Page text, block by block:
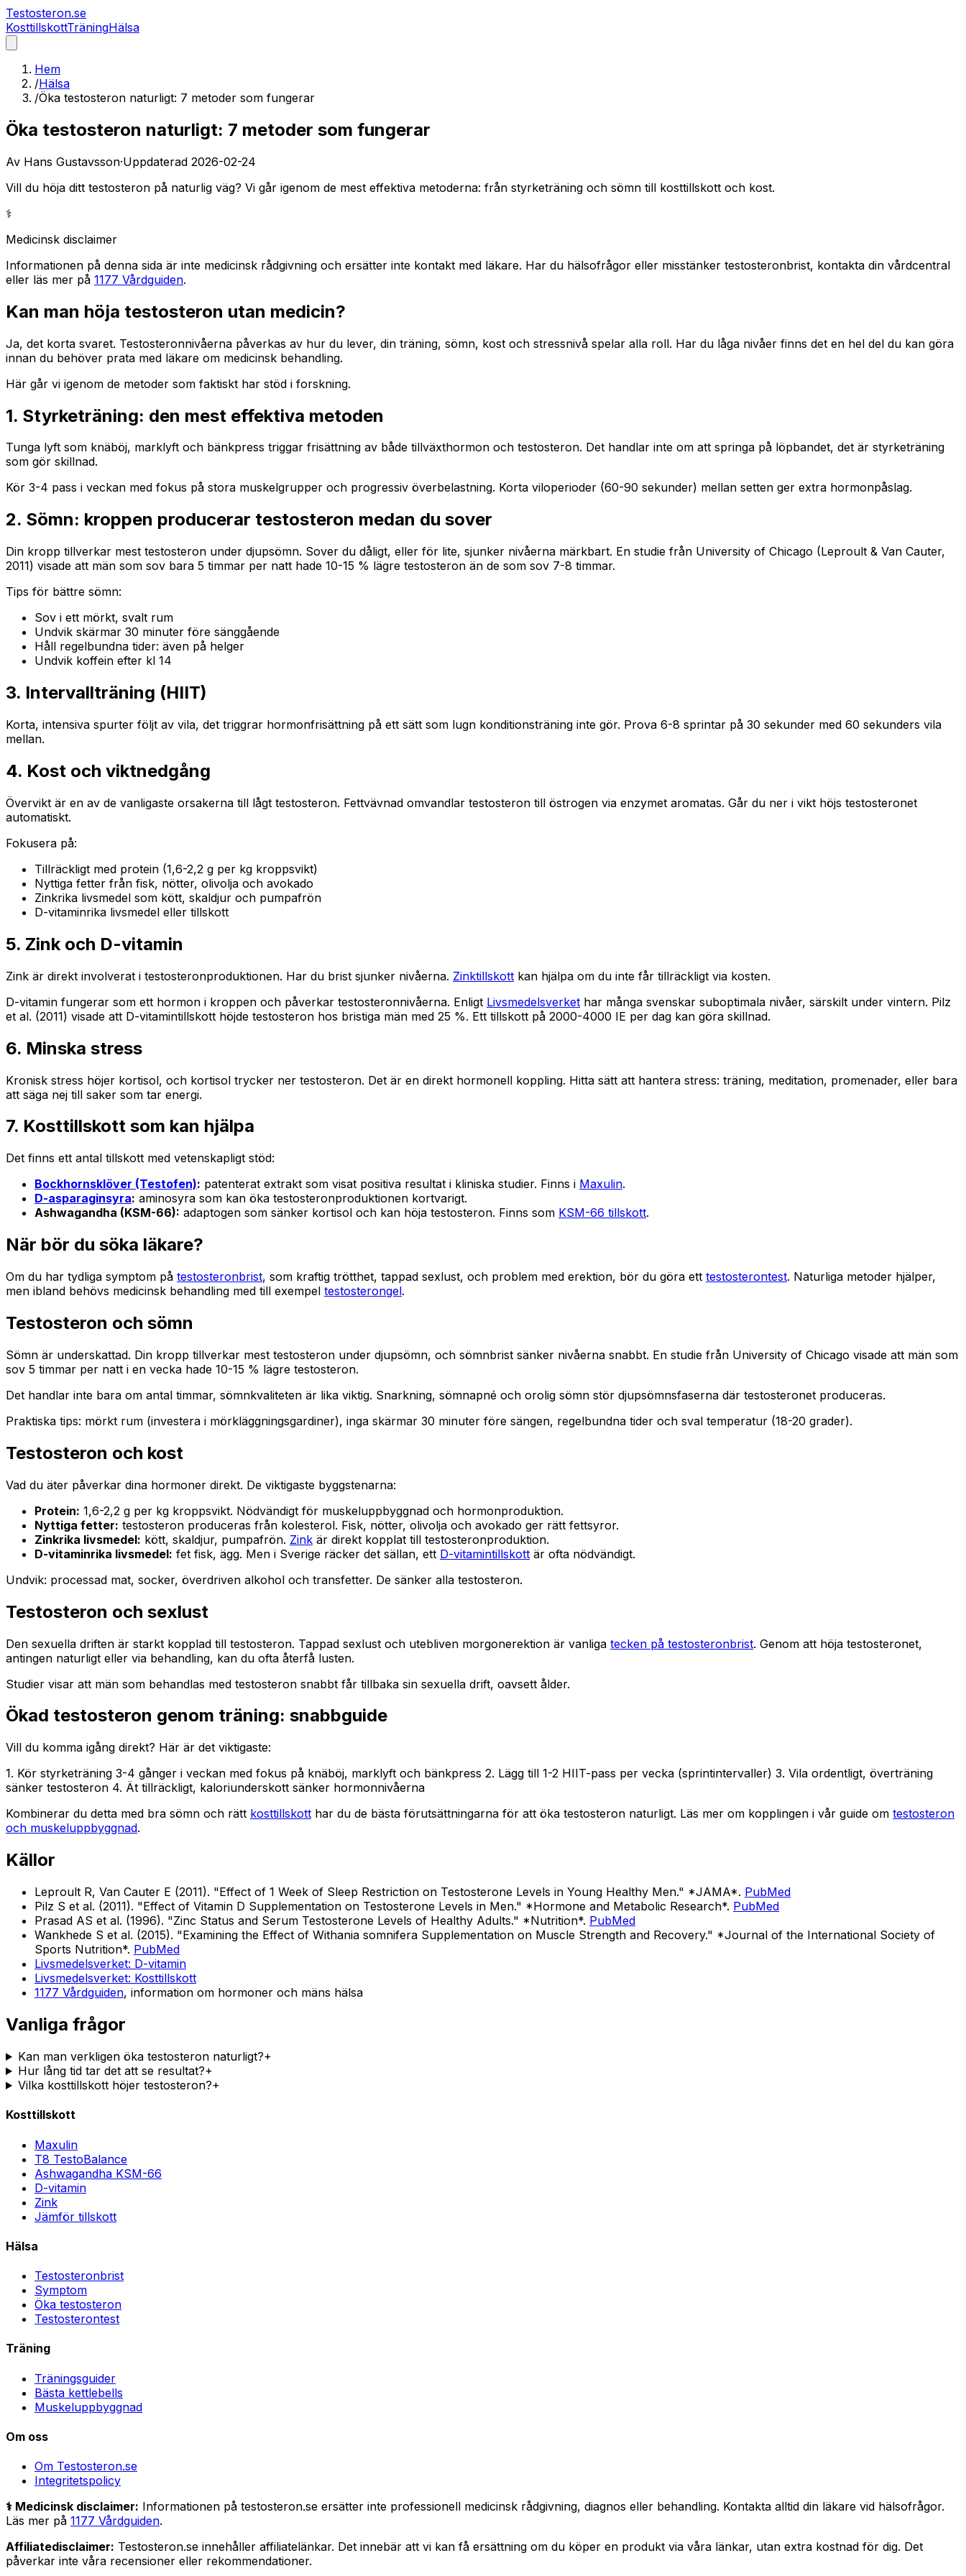
Testosteron.se
KosttillskottTräningHälsa
Hem
/Hälsa
/Öka testosteron naturligt: 7 metoder som fungerar
Öka testosteron naturligt: 7 metoder som fungerar
Av Hans Gustavsson·Uppdaterad 2026-02-24
Vill du höja ditt testosteron på naturlig väg? Vi går igenom de mest effektiva metoderna: från styrketräning och sömn till kosttillskott och kost.
⚕️
Medicinsk disclaimer
Informationen på denna sida är inte medicinsk rådgivning och ersätter inte kontakt med läkare. Har du hälsofrågor eller misstänker testosteronbrist, kontakta din vårdcentral
eller läs mer på 1177 Vårdguiden.
Kan man höja testosteron utan medicin?
Ja, det korta svaret. Testosteronnivåerna påverkas av hur du lever, din träning, sömn, kost och stressnivå spelar alla roll. Har du låga nivåer finns det en hel del du kan göra
innan du behöver prata med läkare om medicinsk behandling.
Här går vi igenom de metoder som faktiskt har stöd i forskning.
1. Styrketräning: den mest effektiva metoden
Tunga lyft som knäböj, marklyft och bänkpress triggar frisättning av både tillväxthormon och testosteron. Det handlar inte om att springa på löpbandet, det är styrketräning
som gör skillnad.
Kör 3-4 pass i veckan med fokus på stora muskelgrupper och progressiv överbelastning. Korta viloperioder (60-90 sekunder) mellan setten ger extra hormonpåslag.
2. Sömn: kroppen producerar testosteron medan du sover
Din kropp tillverkar mest testosteron under djupsömn. Sover du dåligt, eller för lite, sjunker nivåerna märkbart. En studie från University of Chicago (Leproult & Van Cauter,
2011) visade att män som sov bara 5 timmar per natt hade 10-15 % lägre testosteron än de som sov 7-8 timmar.
Tips för bättre sömn:
Sov i ett mörkt, svalt rum
Undvik skärmar 30 minuter före sänggående
Håll regelbundna tider: även på helger
Undvik koffein efter kl 14
3. Intervallträning (HIIT)
Korta, intensiva spurter följt av vila, det triggrar hormonfrisättning på ett sätt som lugn konditionsträning inte gör. Prova 6-8 sprintar på 30 sekunder med 60 sekunders vila
mellan.
4. Kost och viktnedgång
Övervikt är en av de vanligaste orsakerna till lågt testosteron. Fettvävnad omvandlar testosteron till östrogen via enzymet aromatas. Går du ner i vikt höjs testosteronet
automatiskt.
Fokusera på:
Tillräckligt med protein (1,6-2,2 g per kg kroppsvikt)
Nyttiga fetter från fisk, nötter, olivolja och avokado
Zinkrika livsmedel som kött, skaldjur och pumpafrön
D-vitaminrika livsmedel eller tillskott
5. Zink och D-vitamin
Zink är direkt involverat i testosteronproduktionen. Har du brist sjunker nivåerna. Zinktillskott kan hjälpa om du inte får tillräckligt via kosten.
D-vitamin fungerar som ett hormon i kroppen och påverkar testosteronnivåerna. Enligt Livsmedelsverket har många svenskar suboptimala nivåer, särskilt under vintern. Pilz
et al. (2011) visade att D-vitamintillskott höjde testosteron hos bristiga män med 25 %. Ett tillskott på 2000-4000 IE per dag kan göra skillnad.
6. Minska stress
Kronisk stress höjer kortisol, och kortisol trycker ner testosteron. Det är en direkt hormonell koppling. Hitta sätt att hantera stress: träning, meditation, promenader, eller bara
att säga nej till saker som tar energi.
7. Kosttillskott som kan hjälpa
Det finns ett antal tillskott med vetenskapligt stöd:
Bockhornsklöver (Testofen): patenterat extrakt som visat positiva resultat i kliniska studier. Finns i Maxulin.
D-asparaginsyra: aminosyra som kan öka testosteronproduktionen kortvarigt.
Ashwagandha (KSM-66): adaptogen som sänker kortisol och kan höja testosteron. Finns som KSM-66 tillskott.
När bör du söka läkare?
Om du har tydliga symptom på testosteronbrist, som kraftig trötthet, tappad sexlust, och problem med erektion, bör du göra ett testosterontest. Naturliga metoder hjälper,
men ibland behövs medicinsk behandling med till exempel testosterongel.
Testosteron och sömn
Sömn är underskattad. Din kropp tillverkar mest testosteron under djupsömn, och sömnbrist sänker nivåerna snabbt. En studie från University of Chicago visade att män som
sov 5 timmar per natt i en vecka hade 10-15 % lägre testosteron.
Det handlar inte bara om antal timmar, sömnkvaliteten är lika viktig. Snarkning, sömnapné och orolig sömn stör djupsömnsfaserna där testosteronet produceras.
Praktiska tips: mörkt rum (investera i mörkläggningsgardiner), inga skärmar 30 minuter före sängen, regelbundna tider och sval temperatur (18-20 grader).
Testosteron och kost
Vad du äter påverkar dina hormoner direkt. De viktigaste byggstenarna:
Protein: 1,6-2,2 g per kg kroppsvikt. Nödvändigt för muskeluppbyggnad och hormonproduktion.
Nyttiga fetter: testosteron produceras från kolesterol. Fisk, nötter, olivolja och avokado ger rätt fettsyror.
Zinkrika livsmedel: kött, skaldjur, pumpafrön. Zink är direkt kopplat till testosteronproduktion.
D-vitaminrika livsmedel: fet fisk, ägg. Men i Sverige räcker det sällan, ett D-vitamintillskott är ofta nödvändigt.
Undvik: processad mat, socker, överdriven alkohol och transfetter. De sänker alla testosteron.
Testosteron och sexlust
Den sexuella driften är starkt kopplad till testosteron. Tappad sexlust och utebliven morgonerektion är vanliga tecken på testosteronbrist. Genom att höja testosteronet,
antingen naturligt eller via behandling, kan du ofta återfå lusten.
Studier visar att män som behandlas med testosteron snabbt får tillbaka sin sexuella drift, oavsett ålder.
Ökad testosteron genom träning: snabbguide
Vill du komma igång direkt? Här är det viktigaste:
1. Kör styrketräning 3-4 gånger i veckan med fokus på knäböj, marklyft och bänkpress 2. Lägg till 1-2 HIIT-pass per vecka (sprintintervaller) 3. Vila ordentligt, överträning
sänker testosteron 4. Ät tillräckligt, kaloriunderskott sänker hormonnivåerna
Kombinerar du detta med bra sömn och rätt kosttillskott har du de bästa förutsättningarna för att öka testosteron naturligt. Läs mer om kopplingen i vår guide om testosteron
och muskeluppbyggnad.
Källor
Leproult R, Van Cauter E (2011). "Effect of 1 Week of Sleep Restriction on Testosterone Levels in Young Healthy Men." *JAMA*. PubMed
Pilz S et al. (2011). "Effect of Vitamin D Supplementation on Testosterone Levels in Men." *Hormone and Metabolic Research*. PubMed
Prasad AS et al. (1996). "Zinc Status and Serum Testosterone Levels of Healthy Adults." *Nutrition*. PubMed
Wankhede S et al. (2015). "Examining the Effect of Withania somnifera Supplementation on Muscle Strength and Recovery." *Journal of the International Society of
Sports Nutrition*. PubMed
Livsmedelsverket: D-vitamin
Livsmedelsverket: Kosttillskott
1177 Vårdguiden, information om hormoner och mäns hälsa
Vanliga frågor
Kan man verkligen öka testosteron naturligt?+
Hur lång tid tar det att se resultat?+
Vilka kosttillskott höjer testosteron?+
Kosttillskott
Maxulin
T8 TestoBalance
Ashwagandha KSM-66
D-vitamin
Zink
Jämför tillskott
Hälsa
Testosteronbrist
Symptom
Öka testosteron
Testosterontest
Träning
Träningsguider
Bästa kettlebells
Muskeluppbyggnad
Om oss
Om Testosteron.se
Integritetspolicy
⚕️ Medicinsk disclaimer: Informationen på testosteron.se ersätter inte professionell medicinsk rådgivning, diagnos eller behandling. Kontakta alltid din läkare vid hälsofrågor.
Läs mer på 1177 Vårdguiden.
Affiliatedisclaimer: Testosteron.se innehåller affiliatelänkar. Det innebär att vi kan få ersättning om du köper en produkt via våra länkar, utan extra kostnad för dig. Det
påverkar inte våra recensioner eller rekommendationer.